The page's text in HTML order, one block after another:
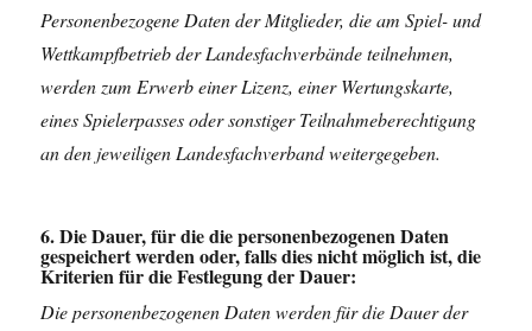
Personenbezogene Daten der Mitglieder, die am Spiel- und
Wettkampfbetrieb der Landesfachverbände teilnehmen,
werden zum Erwerb einer Lizenz, einer Wertungskarte,
eines Spielerpasses oder sonstiger Teilnahmeberechtigung
an den jeweiligen Landesfachverband weitergegeben.
6. Die Dauer, für die die personenbezogenen Daten
gespeichert werden oder, falls dies nicht möglich ist, die
Kriterien für die Festlegung der Dauer:
Die personenbezogenen Daten werden für die Dauer der